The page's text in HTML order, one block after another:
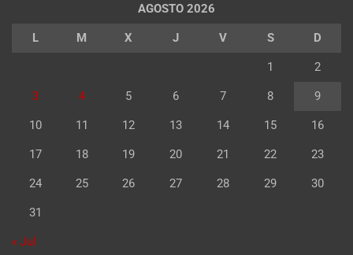
AGOSTO 2026
L M X J V S D
1 2
3 4 5 6 7 8 9
10 11 12 13 14 15 16
17 18 19 20 21 22 23
24 25 26 27 28 29 30
31
« Jul